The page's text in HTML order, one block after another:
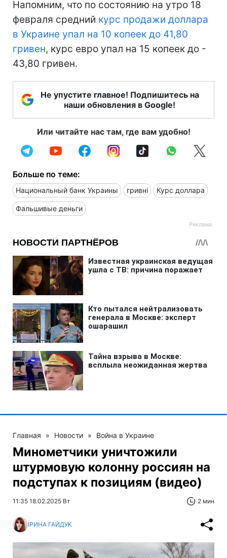
Напомним, что по состоянию на утро 18
февраля средний курс продажи доллара
в Украине упал на 10 копеек до 41,80
гривен, курс евро упал на 15 копеек до -
43,80 гривен.
Не упустите главное! Подпишитесь на
наши обновления в Google!
Или читайте нас там, где вам удобно!
Больше по теме:
Национальный банк Украины гривні Курс доллара
Фальшивые деньги
Главная » Новости » Война в Украине
Минометчики уничтожили
штурмовую колонну россиян на
подступах к позициям (видео)
11:35 18.02.2025 Вт 2 мин
ІРИНА ГАЙДУК